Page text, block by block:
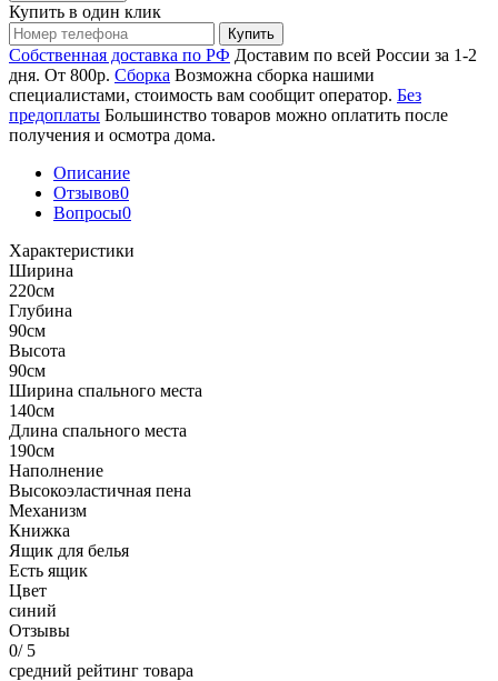
Купить в один клик
Купить
Собственная доставка по РФ Доставим по всей России за 1-2
дня. От 800р. Сборка Возможна сборка нашими
специалистами, стоимость вам сообщит оператор. Без
предоплаты Большинство товаров можно оплатить после
получения и осмотра дома.
Описание
Отзывов0
Вопросы0
Характеристики
Ширина
220см
Глубина
90см
Высота
90см
Ширина спального места
140см
Длина спального места
190см
Наполнение
Высокоэластичная пена
Механизм
Книжка
Ящик для белья
Есть ящик
Цвет
синий
Отзывы
0/ 5
средний рейтинг товара